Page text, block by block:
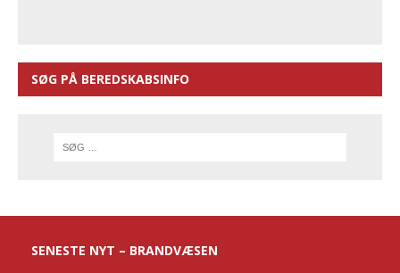
SØG PÅ BEREDSKABSINFO
SENESTE NYT – BRANDVÆSEN